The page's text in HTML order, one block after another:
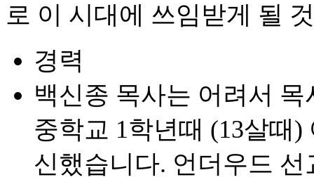
로 이 시대에 쓰임받게 될
경력
백신종 목사는 어려서
중학교 1학년때 (13살때
신했습니다. 언더우드